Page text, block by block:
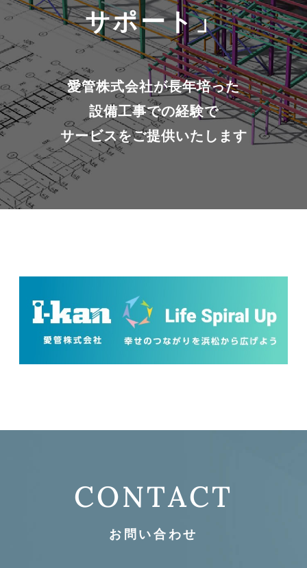
サポート」
愛管株式会社が長年培った
設備工事での経験で
サービスをご提供いたします
CONTACT
お問い合わせ